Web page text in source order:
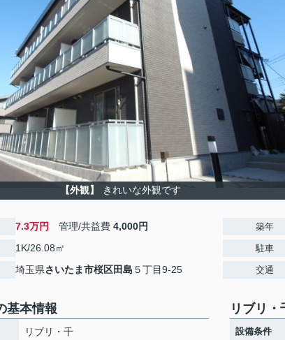
【外観】 きれいな外観です
7.3万円 管理/共益費 4,000円
1K/26.08㎡
埼玉県さいたま市桜区田島 ５丁目9-25
築年
駐車
交通
基本情報
リブリ・千
リブリ・
設備条件